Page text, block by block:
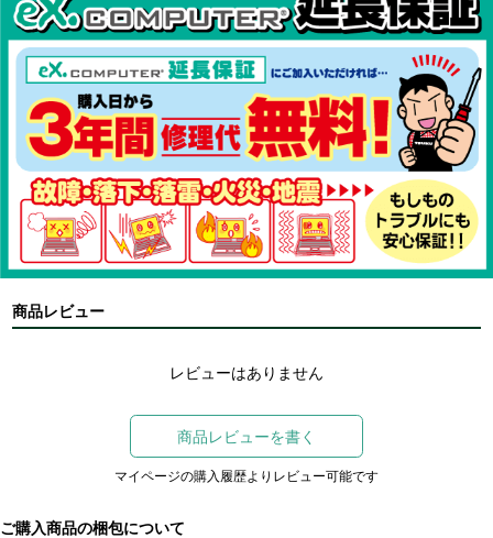
商品レビュー
レビューはありません
商品レビューを書く
マイページの購入履歴よりレビュー可能です
ご購入商品の梱包について